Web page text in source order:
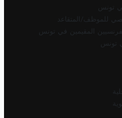
تونس
للموظف/المتقاعد
المقيمين في تونس
تونس